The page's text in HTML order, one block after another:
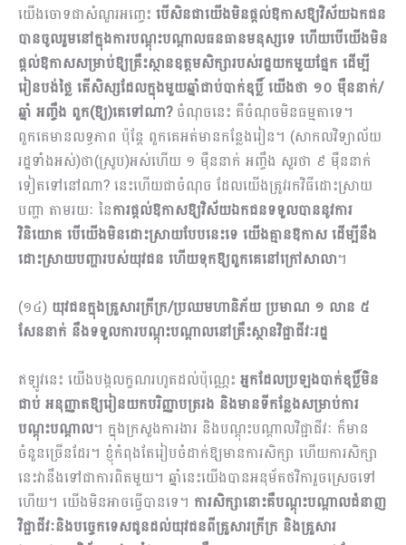
យើងចោទជាសំណួរអញ្ចេះ បើសិនជាយើងមិនផ្តល់ឱកាសឱ្យវិស័យឯកជន
បានចូលរួមនៅក្នុងការ​បណ្តុះបណ្តាលធនធានមនុស្សទេ ហើយបើយើងមិន
ផ្តល់ឱកាសសម្រាប់ឱ្យគ្រឹះស្ថានឧត្តមសិក្សារបស់រដ្ឋយកមួយផ្នែក ដើម្បី
រៀនបង់ថ្លៃ តើសិស្សដែលក្នុងមួយឆ្នាំជាប់បាក់ឌុប្លិ៍ យើងថា ១០ ម៉ឺននាក់/
ឆ្នាំ អញ្ចឹង ពួក(ឱ្យ)គេទៅណា?ចំណុចនេះ គឺចំណុចមិនធម្មតាទេ។
ពួកគេមានលទ្ធភាព ប៉ុន្តែ ពួកគេអត់មានកន្លែងរៀន។ (សាកលវិទ្យាល័យ
រដ្ឋទាំងអស់)ថា(ស្រូប)អស់ហើយ ១ ម៉ឺននាក់ អញ្ចឹង សួរថា ៩ ម៉ឺននាក់
ទៀតទៅនៅណា? នេះហើយជាចំណុច ដែលយើងត្រូវរកវិធីដោះស្រាយ
បញ្ហា តាមរយៈ នៃការផ្តល់ឱកាសឱ្យវិស័យឯកជនទទួលបាននូវការ
វិនិយោគ បើយើងមិនដោះស្រាយបែបនេះទេ យើងគ្មានឱកាស ដើម្បីនឹង
ដោះស្រាយបញ្ហារបស់យុវជន ហើយទុកឱ្យពួកគេនៅក្រៅសាលា។
(១៤) យុវជនក្នុងគ្រួសារក្រីក្រ/ប្រឈមហានិភ័យ ប្រមាណ ១ លាន ៥
សែននាក់ នឹងទទួលការបណ្តុះបណ្តាលនៅគ្រឹះស្ថានវិជ្ជាជីវៈរដ្ឋ
ឥឡូវនេះ យើងបង្កលក្ខណរហូតដល់ប៉ុណ្ណេះ អ្នកដែលប្រឡងបាក់ឌុប្លិ៍មិន
ជាប់ អនុញ្ញាតឱ្យរៀនយកបរិញ្ញាបត្ររង និងមានទីកន្លែងសម្រាប់ការ
បណ្តុះបណ្តាល។ ក្នុងក្រសួងការងារ និងបណ្តុះបណ្តាលវិជ្ជាជីវៈ ក៏មាន
ចំនួនច្រើនដែរ។ ខ្ញុំកំពុងតែរៀបចំដាក់ឱ្យមានការសិក្សា ហើយការសិក្សា
នេះវានឹងទៅជាការពិតមួយ។ ឆ្នាំនេះយើងបានអនុម័តថវិការួចស្រេចទៅ
ហើយ។ យើងមិនអាចធ្វើបានទេ។ ការសិក្សានោះគឺបណ្តុះបណ្តាល​ជំនាញ
វិជ្ជាជីវៈនិងបច្ចេកទេសជូនដល់យុវជនពីគ្រួសារក្រីក្រ និងគ្រួសារ